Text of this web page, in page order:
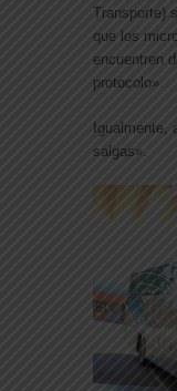
Transporte)
que los
encuentren
protocolo».
Igualmente,
salgas».